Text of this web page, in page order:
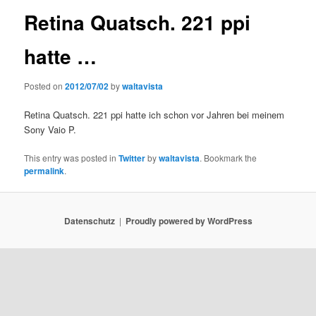
Retina Quatsch. 221 ppi
hatte …
Posted on2012/07/02bywaltavista
Retina Quatsch. 221 ppi hatte ich schon vor Jahren bei meinem
Sony Vaio P.
This entry was posted inTwitterbywaltavista. Bookmark the
permalink.
Datenschutz Proudly powered by WordPress